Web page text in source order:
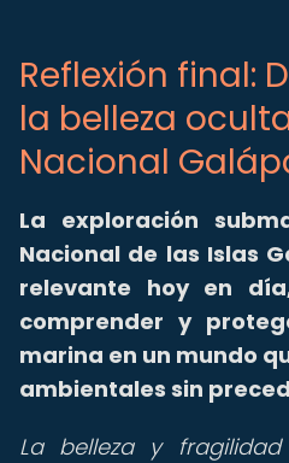
Reflexión final:
la belleza
Nacional
La exploración
Nacional de las Islas
relevante hoy en
comprender y
marina en un mundo
ambientales sin
La belleza y